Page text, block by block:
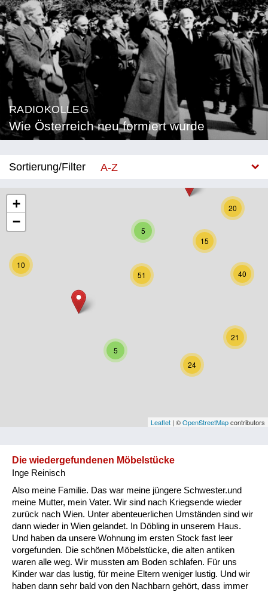
RADIOKOLLEG
Wie Österreich neu formiert wurde
Sortierung/Filter
A-Z
Bundesland
Burgenland
Kärnten
Salzburg
Vorarlberg
Besatzungsmächte
Frauen, Mütter, Kinder
Versorgung
Heimkehrer
15
24
40
5
20
51
21
5
10
+
−
Leaflet | ©OpenStreetMapcontributors
Die wiedergefundenen Möbelstücke
Inge Reinisch
Also meine Familie. Das war meine jüngere Schwester.und
meine Mutter, mein Vater. Wir sind nach Kriegsende wieder
zurück nach Wien. Unter abenteuerlichen Umständen sind wir
dann wieder in Wien gelandet. In Döbling in unserem Haus.
Und haben da unsere Wohnung im ersten Stock fast leer
vorgefunden. Die schönen Möbelstücke, die alten antiken
waren alle weg. Wir mussten am Boden schlafen. Für uns
Kinder war das lustig, für meine Eltern weniger lustig. Und wir
haben dann sehr bald von den Nachbarn gehört, dass immer